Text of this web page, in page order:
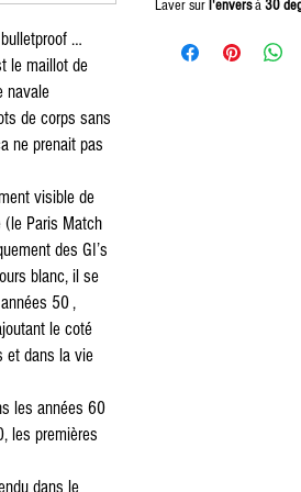
…
le maillot de
navale
de corps sans
ne prenait pas
visible de
(le Paris Match
des GI’s
blanc, il se
50 ,
le coté
et dans la vie
les années 60
les premières
dans le
Laver sur l'enversà30